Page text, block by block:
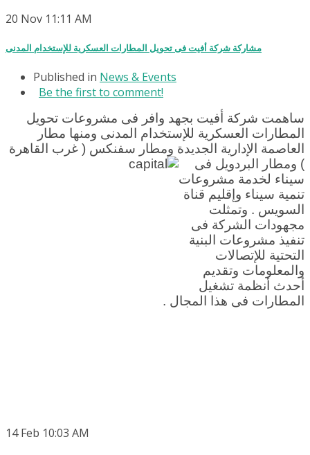
20 Nov 11:11 AM
مشاركة شركة أفيت فى تحويل المطارات العسكرية للإستخدام المدنى
Published in News & Events
Be the first to comment!
ساهمت شركة أفيت بجهد وافر فى مشروعات تحويل
المطارات العسكرية للإستخدام المدنى ومنها مطار
العاصمة الإدارية الجديدة ومطار سفنكس ( غرب القاهرة
) ومطار البردويل فى
سيناء لخدمة مشروعات
تنمية سيناء وإقليم قناة
السويس . وتمثلت
مجهودات الشركة فى
تنفيذ مشروعات البنية
التحتية للإتصالات
والمعلومات وتقديم
أحدث أنظمة تشغيل
المطارات فى هذا المجال .
14 Feb 10:03 AM